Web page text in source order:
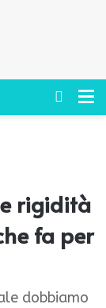
Cerca
rigidità
fa per
dobbiamo